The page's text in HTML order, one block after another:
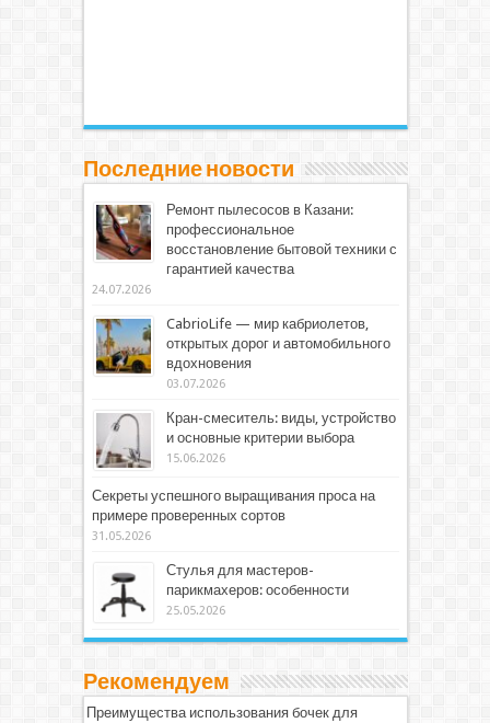
Последние новости
Ремонт пылесосов в Казани:
профессиональное
восстановление бытовой техники с
гарантией качества
24.07.2026
CabrioLife — мир кабриолетов,
открытых дорог и автомобильного
вдохновения
03.07.2026
Кран-смеситель: виды, устройство
и основные критерии выбора
15.06.2026
Секреты успешного выращивания проса на
примере проверенных сортов
31.05.2026
Стулья для мастеров-
парикмахеров: особенности
25.05.2026
Рекомендуем
Преимущества использования бочек для